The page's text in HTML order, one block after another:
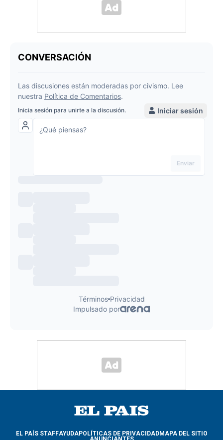
EL PAÍS STAFFAYUDAPOLÍTICAS DE PRIVACIDADMAPA DEL SITIO